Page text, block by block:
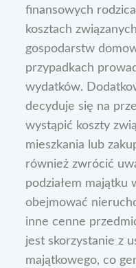
finansowych
kosztach
gospodarstw
przypadkach
wydatków.
decyduje się na
wystąpić koszty
mieszkania lub
również zwrócić
podziałem majątku
obejmować
inne cenne
jest skorzystanie z
majątkowego, co